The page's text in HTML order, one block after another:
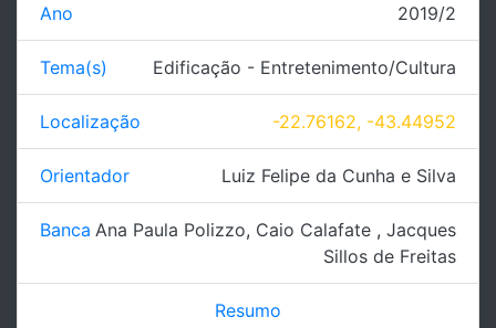
Ano 2019/2
Tema(s) Edificação - Entretenimento/Cultura
Localização -22.76162, -43.44952
Orientador Luiz Felipe da Cunha e Silva
Banca Ana Paula Polizzo, Caio Calafate , Jacques
Sillos de Freitas
Resumo